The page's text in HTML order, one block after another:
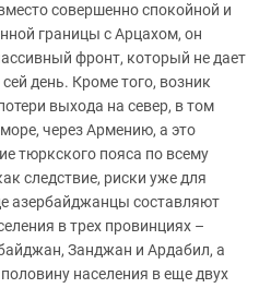
совершенно спокойной и
границы с Арцахом, он
фронт, который не дает
день. Кроме того, возник
выхода на север, в том
через Армению, а это
тюркского пояса по всему
следствие, риски уже для
азербайджанцы составляют
в трех провинциях –
Занджан и Ардабил, а
населения в еще двух